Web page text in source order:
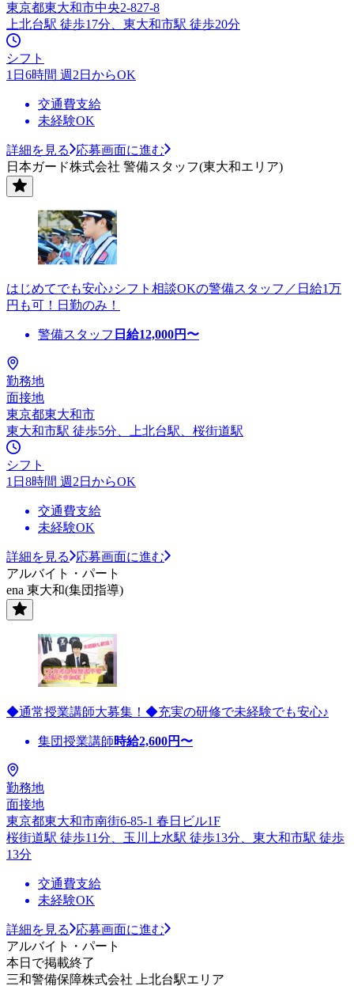
東京都東大和市中央2-827-8
上北台駅 徒歩17分、東大和市駅 徒歩20分
シフト
1日6時間 週2日からOK
交通費支給
未経験OK
詳細を見る
応募画面に進む
日本ガード株式会社 警備スタッフ(東大和エリア)
はじめてでも安心♪シフト相談OKの警備スタッフ／日給1万
円も可！日勤のみ！
警備スタッフ 日給12,000円〜
勤務地
面接地
東京都東大和市
東大和市駅 徒歩5分、上北台駅、桜街道駅
シフト
1日8時間 週2日からOK
交通費支給
未経験OK
詳細を見る
応募画面に進む
アルバイト・パート
ena 東大和(集団指導)
◆通常授業講師大募集！◆充実の研修で未経験でも安心♪
集団授業講師時給2,600円〜
勤務地
面接地
東京都東大和市南街6-85-1 春日ビル1F
桜街道駅 徒歩11分、玉川上水駅 徒歩13分、東大和市駅 徒歩
13分
交通費支給
未経験OK
詳細を見る
応募画面に進む
アルバイト・パート
本日で掲載終了
三和警備保障株式会社 上北台駅エリア